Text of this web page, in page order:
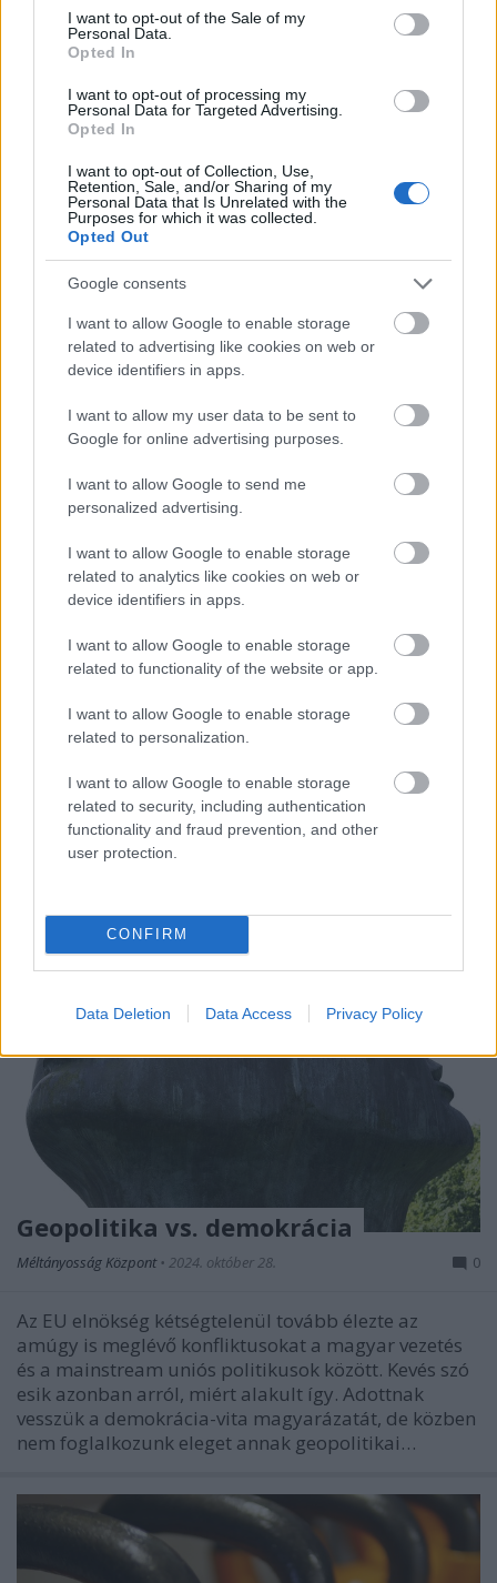
consent section.
I want to opt-out of the Sale of my
Personal Data.
Opted In
I want to opt-out of processing my
Personal Data for Targeted Advertising.
Opted In
I want to opt-out of Collection, Use,
Retention, Sale, and/or Sharing of my
Personal Data that Is Unrelated with the
Purposes for which it was collected.
Opted Out
Google consents
I want to allow Google to enable storage
related to advertising like cookies on web or
device identifiers in apps.
I want to allow my user data to be sent to
Google for online advertising purposes.
I want to allow Google to send me
personalized advertising.
I want to allow Google to enable storage
related to analytics like cookies on web or
device identifiers in apps.
I want to allow Google to enable storage
related to functionality of the website or app.
I want to allow Google to enable storage
related to personalization.
I want to allow Google to enable storage
related to security, including authentication
functionality and fraud prevention, and other
user protection.
CONFIRM
Data Deletion Data Access Privacy Policy
Méltányosság Központ•2025. február 17.
könyv előszavában Szerb Antal beszél kis
történelemről és nagy történelemről. “…senki nem
részletesebben leltározni az udvari pletykákat és
intrikákat, a századok kis történelmét, amely ott van
a nagy…
Szelektív külpolitikai hallás
Méltányosság Központ• 2024. december 09.
Az uniós külpolitika egyik alapkövévé kezdi kinőni
magát az a gondolat, hogy “jobban oda kell figyelni
európai törvényhozás érint, és figyelembe kell venni
aggályaikat. Elvben lehetetlen ezzel vitatkozni,
vannak, akik mégsem értenek egyet ezzel. Mi…
Geopolitika vs. demokrácia
Méltányosság Központ • 2024. október 28. 0
Az EU elnökség kétségtelenül tovább élezte az
amúgy is meglévő konfliktusokat a magyar vezetés
és a mainstream uniós politikusok között. Kevés szó
esik azonban arról, miért alakult így. Adottnak
vesszük a demokrácia-vita magyarázatát, de közben
nem foglalkozunk eleget annak geopolitikai…